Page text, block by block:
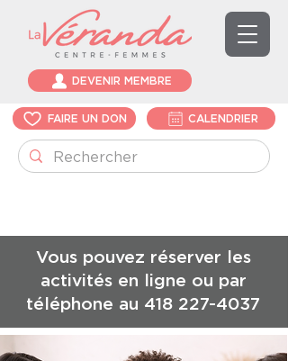
DEVENIR MEMBRE
FAIRE UN DON CALENDRIER
Vous pouvez réserver les
activités en ligne ou par
téléphone au 418 227-4037